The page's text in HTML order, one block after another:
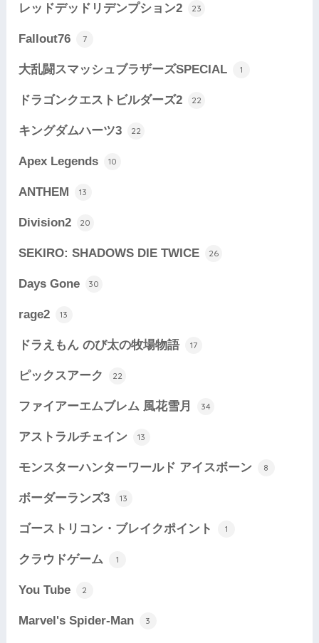
レッドデッドリデンプション2 23
Fallout76 7
大乱闘スマッシュブラザーズSPECIAL 1
ドラゴンクエストビルダーズ2 22
キングダムハーツ3 22
Apex Legends 10
ANTHEM 13
Division2 20
SEKIRO: SHADOWS DIE TWICE 26
Days Gone 30
rage2 13
ドラえもん のび太の牧場物語 17
ピックスアーク 22
ファイアーエムブレム 風花雪月 34
アストラルチェイン 13
モンスターハンターワールド アイスボーン 8
ボーダーランズ3 13
ゴーストリコン・ブレイクポイント 1
クラウドゲーム 1
You Tube 2
Marvel's Spider-Man 3